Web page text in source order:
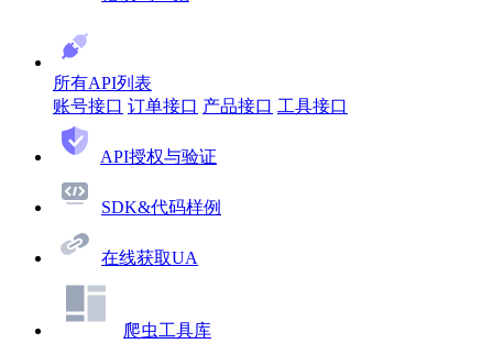
所有API列表
账号接口 订单接口 产品接口 工具接口
API授权与验证
SDK&代码样例
在线获取UA
爬虫工具库